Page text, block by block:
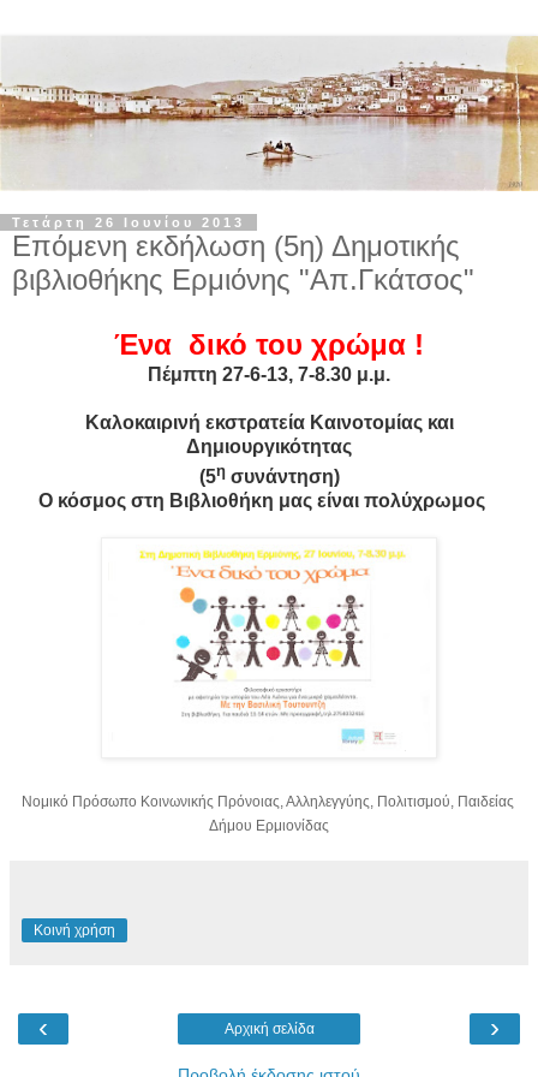
Τετάρτη 26 Ιουνίου 2013
Επόμενη εκδήλωση (5η) Δημοτικής
βιβλιοθήκης Ερμιόνης "Απ.Γκάτσος"
Ένα δικό του χρώμα !
Πέμπτη 27-6-13, 7-8.30 μ.μ.
Καλοκαιρινή εκστρατεία Καινοτομίας και
Δημιουργικότητας
(5ησυνάντηση)
Ο κόσμος στη Βιβλιοθήκη μας είναι πολύχρωμος
Νομικό Πρόσωπο Κοινωνικής Πρόνοιας, Αλληλεγγύης, Πολιτισμού, Παιδείας
Δήμου Ερμιονίδας
Κοινή χρήση
‹ ›
Αρχική σελίδα